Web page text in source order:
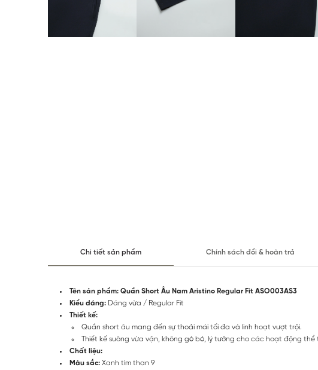
Chi tiết sản phẩm Chính sách đổi & hoàn trả
Tên sản phẩm: Quần Short Âu Nam Aristino Regular Fit ASO003AS3
Kiểu dáng: Dáng vừa / Regular Fit
Thiết kế:
Quần short âu mang đến sự thoải mái tối đa và linh hoạt vượt trội.
Thiết kế suông vừa vặn, không gò bó, lý tưởng cho các hoạt động
Chất liệu:
Màu sắc: Xanh tím than 9